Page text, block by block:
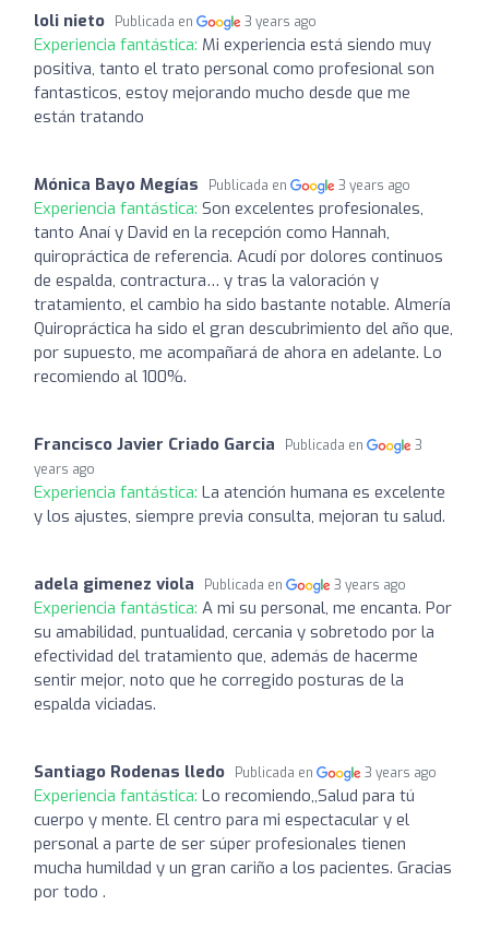
loli nieto Publicada en 3 years ago
Experiencia fantástica: Mi experiencia está siendo muy
positiva, tanto el trato personal como profesional son
fantasticos, estoy mejorando mucho desde que me
están tratando
Mónica Bayo Megías Publicada en 3 years ago
Experiencia fantástica: Son excelentes profesionales,
tanto Anaí y David en la recepción como Hannah,
quiropráctica de referencia. Acudí por dolores continuos
de espalda, contractura… y tras la valoración y
tratamiento, el cambio ha sido bastante notable. Almería
Quiropráctica ha sido el gran descubrimiento del año que,
por supuesto, me acompañará de ahora en adelante. Lo
recomiendo al 100%.
Francisco Javier Criado Garcia Publicada en
3
years ago
Experiencia fantástica: La atención humana es excelente
y los ajustes, siempre previa consulta, mejoran tu salud.
adela gimenez viola Publicada en 3 years ago
Experiencia fantástica: A mi su personal, me encanta. Por
su amabilidad, puntualidad, cercania y sobretodo por la
efectividad del tratamiento que, además de hacerme
sentir mejor, noto que he corregido posturas de la
espalda viciadas.
Santiago Rodenas lledo Publicada en 3 years ago
Experiencia fantástica: Lo recomiendo,,Salud para tú
cuerpo y mente. El centro para mi espectacular y el
personal a parte de ser súper profesionales tienen
mucha humildad y un gran cariño a los pacientes. Gracias
por todo .